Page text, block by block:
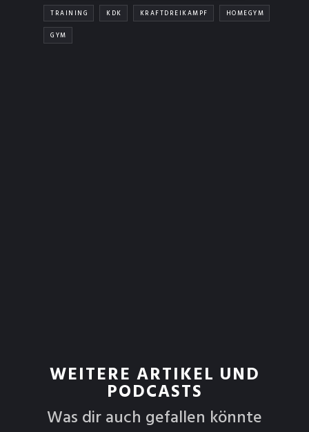
TRAINING KDK KRAFTDREIKAMPF HOMEGYM
GYM
WEITERE ARTIKEL UND
PODCASTS
Was dir auch gefallen könnte